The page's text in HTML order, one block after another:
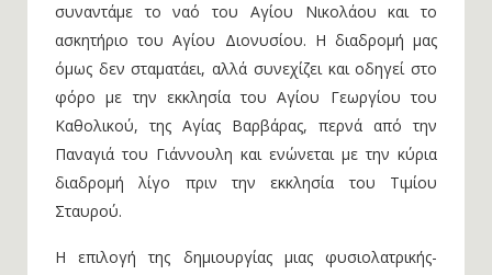
συναντάμε το ναό του Αγίου Νικολάου και το
ασκητήριο του Αγίου Διονυσίου. Η διαδρομή μας
όμως δεν σταματάει, αλλά συνεχίζει και οδηγεί στο
φόρο με την εκκλησία του Αγίου Γεωργίου του
Καθολικού, της Αγίας Βαρβάρας, περνά από την
Παναγιά του Γιάννουλη και ενώνεται με την κύρια
διαδρομή λίγο πριν την εκκλησία του Τιμίου
Σταυρού.
Η επιλογή της δημιουργίας μιας φυσιολατρικής-